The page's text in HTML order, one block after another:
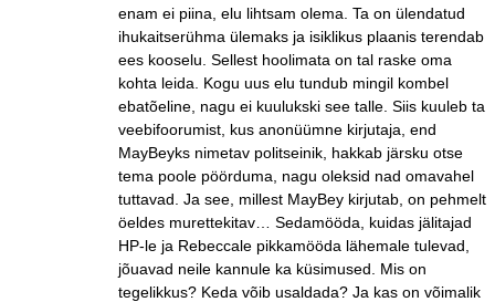
enam ei piina, elu lihtsam olema. Ta on ülendatud
ihukaitserühma ülemaks ja isiklikus plaanis terendab
ees kooselu. Sellest hoolimata on tal raske oma
kohta leida. Kogu uus elu tundub mingil kombel
ebatõeline, nagu ei kuulukski see talle. Siis kuuleb ta
veebifoorumist, kus anonüümne kirjutaja, end
MayBeyks nimetav politseinik, hakkab järsku otse
tema poole pöörduma, nagu oleksid nad omavahel
tuttavad. Ja see, millest MayBey kirjutab, on pehmelt
öeldes murettekitav… Sedamööda, kuidas jälitajad
HP-le ja Rebeccale pikkamööda lähemale tulevad,
jõuavad neile kannule ka küsimused. Mis on
tegelikkus? Keda võib usaldada? Ja kas on võimalik